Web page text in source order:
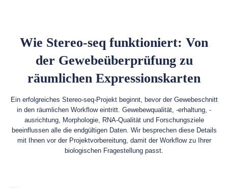
Wie Stereo-seq funktioniert: Von
der Gewebeüberprüfung zu
räumlichen Expressionskarten
Ein erfolgreiches Stereo-seq-Projekt beginnt, bevor der Gewebeschnitt
in den räumlichen Workflow eintritt. Gewebewqualität, -erhaltung, -
ausrichtung, Morphologie, RNA-Qualität und Forschungsziele
beeinflussen alle die endgültigen Daten. Wir besprechen diese Details
mit Ihnen vor der Projektvorbereitung, damit der Workflow zu Ihrer
biologischen Fragestellung passt.